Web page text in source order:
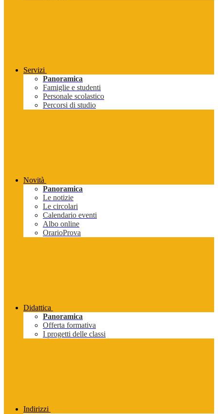
Servizi
Panoramica
Famiglie e studenti
Personale scolastico
Percorsi di studio
Novità
Panoramica
Le notizie
Le circolari
Calendario eventi
Albo online
OrarioProva
Didattica
Panoramica
Offerta formativa
I progetti delle classi
Indirizzi